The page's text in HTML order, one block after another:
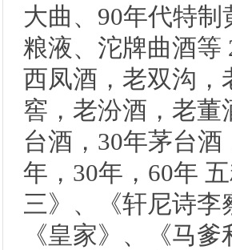
大曲、90年代特
粮液、沱牌曲酒等
西凤酒，老双沟，
窖，老汾酒，老董
台酒，30年茅台
年，30年，60年
三》、《轩尼诗李
《皇家》、《马